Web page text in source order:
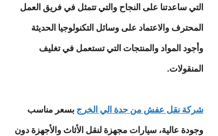
التي ساعدتنا على النجاح والتي تتمثل في فريق العمل
المحترف والاعتماد على وسائل التكنولوجيا الحديثة
وأجود المواد والمنتجات التي تستعمل في تغليف
المنقولات.
شركة نقل عفش من جدة الي الخرج بسعر مناسب
وجودة عالية، سيارات مجهزة لنقل الأثاث والأجهزة دون